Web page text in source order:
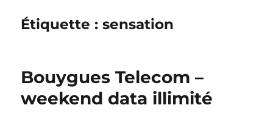
Étiquette :sensation
Bouygues Telecom –
weekend data illimité